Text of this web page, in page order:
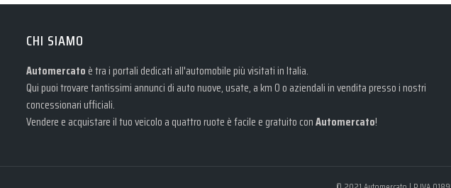
CHI SIAMO
Automercato è tra i portali dedicati all'automobile più visitati in Italia.
Qui puoi trovare tantissimi annunci di auto nuove, usate, a km 0 o aziendali in vendita presso i nostri
concessionari ufficiali.
Vendere e acquistare il tuo veicolo a quattro ruote è facile e gratuito conAutomercato!